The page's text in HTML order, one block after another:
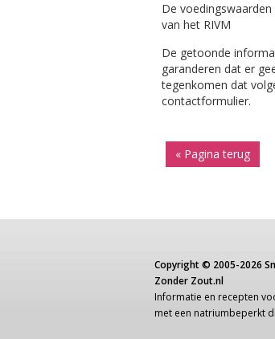
De
van het RIVM
De getoonde
garanderen dat er
tegenkomen dat
contactformulier.
« Pagina terug
Copyright © 2005-2026
Zonder Zout.nl
Informatie en recepten
met een natriumbeperkt